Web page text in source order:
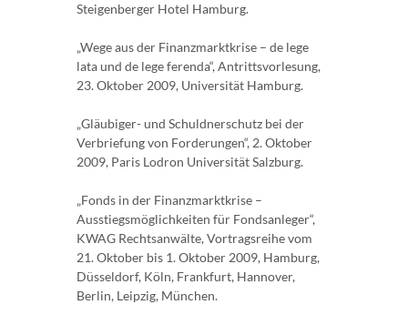
Steigenberger Hotel Hamburg.
„Wege aus der Finanzmarktkrise – de lege
lata und de lege ferenda“, Antrittsvorlesung,
23. Oktober 2009, Universität Hamburg.
„Gläubiger- und Schuldnerschutz bei der
Verbriefung von Forderungen“, 2. Oktober
2009, Paris Lodron Universität Salzburg.
„Fonds in der Finanzmarktkrise –
Ausstiegsmöglichkeiten für Fondsanleger“,
KWAG Rechtsanwälte, Vortragsreihe vom
21. Oktober bis 1. Oktober 2009, Hamburg,
Düsseldorf, Köln, Frankfurt, Hannover,
Berlin, Leipzig, München.